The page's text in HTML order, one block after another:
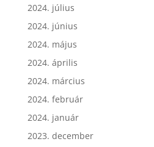
2024. július
2024. június
2024. május
2024. április
2024. március
2024. február
2024. január
2023. december